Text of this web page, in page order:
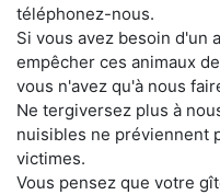
téléphonez-nous.
Si vous avez besoin d'un
empêcher ces animaux
vous n'avez qu'à nous
Ne tergiversez plus à
nuisibles ne préviennent
victimes.
Vous pensez que votre